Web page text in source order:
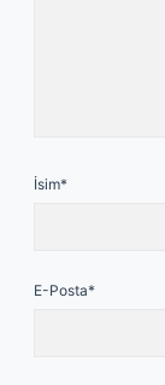
İsim*
E-Posta*